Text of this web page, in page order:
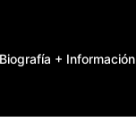
Biografía + Información